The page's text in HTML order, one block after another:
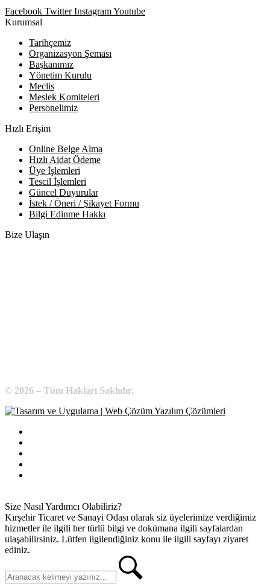
Facebook Twitter InstagramYoutube
Kurumsal
Tarihçemiz
Organizasyon Şeması
Başkanımız
Yönetim Kurulu
Meclis
Meslek Komiteleri
Personelimiz
Hızlı Erişim
Online Belge Alma
Hızlı Aidat Ödeme
Üye İşlemleri
Tescil İşlemleri
Güncel Duyurular
İstek / Öneri / Şikayet Formu
Bilgi Edinme Hakkı
Bize Ulaşın
© 2026 – Tüm Hakları Saklıdır.
Size Nasıl Yardımcı Olabiliriz?
Kırşehir Ticaret ve Sanayi Odası olarak siz üyelerimize verdiğimiz
hizmetler ile ilgili her türlü bilgi ve dokümana ilgili sayfalardan
ulaşabilirsiniz. Lütfen ilgilendiğiniz konu ile ilgili sayfayı ziyaret
ediniz.